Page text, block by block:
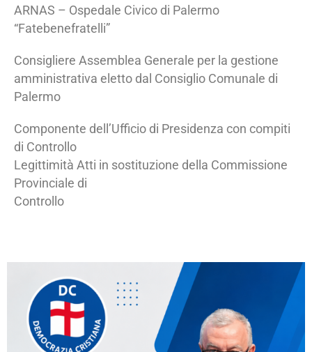
ARNAS – Ospedale Civico di Palermo
“Fatebenefratelli”
Consigliere Assemblea Generale per la gestione
amministrativa eletto dal Consiglio Comunale di
Palermo
Componente dell’Ufficio di Presidenza con compiti
di Controllo
Legittimità Atti in sostituzione della Commissione
Provinciale di
Controllo